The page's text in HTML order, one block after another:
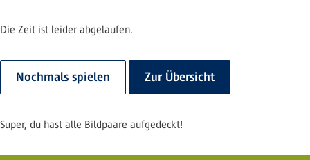
Die Zeit ist leider abgelaufen.
Nochmals spielen Zur Übersicht
Super, du hast alle Bildpaare aufgedeckt!